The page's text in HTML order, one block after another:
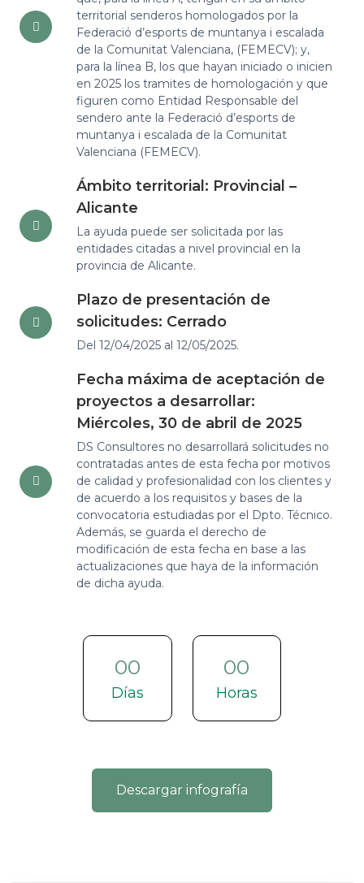
territorial senderos homologados por la
Federació d’esports de muntanya i escalada
de la Comunitat Valenciana, (FEMECV); y,
para la línea B, los que hayan iniciado o inicien
en 2025 los tramites de homologación y que
figuren como Entidad Responsable del
sendero ante la Federació d’esports de
muntanya i escalada de la Comunitat
Valenciana (FEMECV).
Ámbito territorial: Provincial –
Alicante
La ayuda puede ser solicitada por las
entidades citadas a nivel provincial en la
provincia de Alicante.
Plazo de presentación de
solicitudes: Cerrado
Del 12/04/2025 al 12/05/2025.
Fecha máxima de aceptación de
proyectos a desarrollar:
Miércoles, 30 de abril de 2025
DS Consultores no desarrollará solicitudes no
contratadas antes de esta fecha por motivos
de calidad y profesionalidad con los clientes y
de acuerdo a los requisitos y bases de la
convocatoria estudiadas por el Dpto. Técnico.
Además, se guarda el derecho de
modificación de esta fecha en base a las
actualizaciones que haya de la información
de dicha ayuda.
00
Días
00
Horas
Descargar infografía